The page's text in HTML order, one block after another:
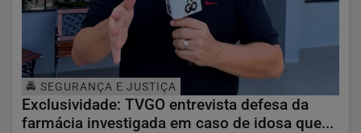
🚔 SEGURANÇA E JUSTIÇA
Exclusividade: TVGO entrevista defesa da
farmácia investigada em caso de idosa que...